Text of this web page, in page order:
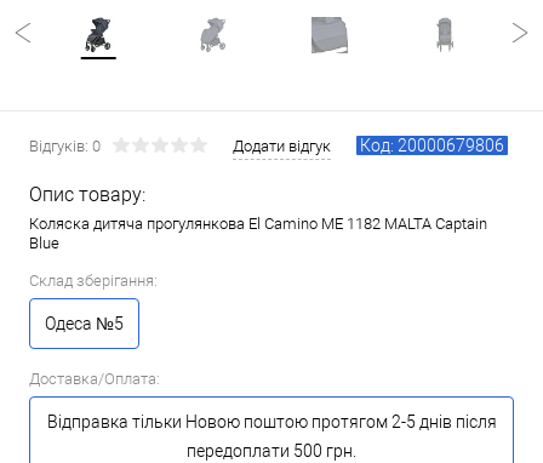
Відгуків: 0 Додати відгук Код: 20000679806
Опис товару:
Коляска дитяча прогулянкова El Camino ME 1182 MALTA Captain
Blue
Склад зберігання:
Одеса №5
Доставка/Оплата:
Відправка тільки Новою поштою протягом 2-5 днів після
передоплати 500 грн.